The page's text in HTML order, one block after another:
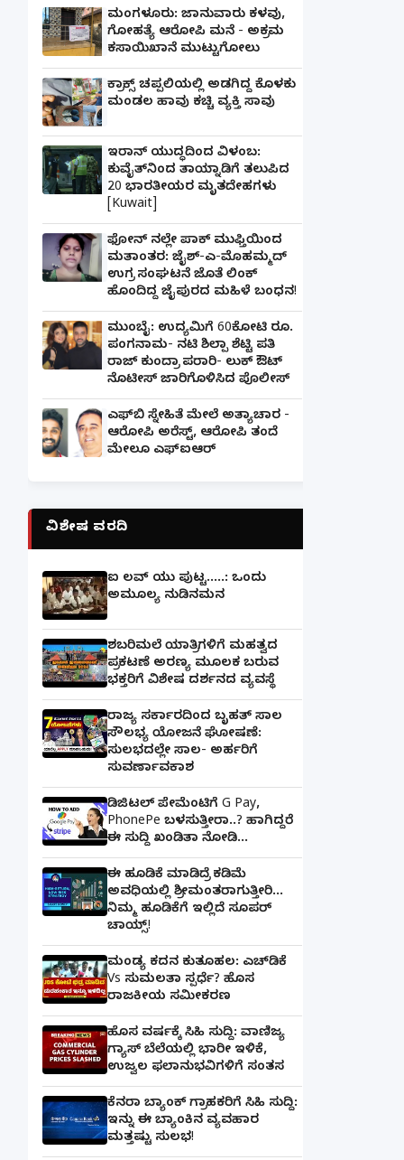
ಮಂಗಳೂರು: ಜಾನುವಾರು ಕಳವು,
ಗೋಹತ್ಯೆ ಆರೋಪಿ ಮನೆ - ಅಕ್ರಮ
ಕಸಾಯಿಖಾನೆ ಮುಟ್ಟುಗೋಲು
ಕ್ರಾಕ್ಸ್ ಚಪ್ಪಲಿಯಲ್ಲಿ ಅಡಗಿದ್ದ ಕೊಳಕು
ಮಂಡಲ ಹಾವು ಕಚ್ಚಿ ವ್ಯಕ್ತಿ ಸಾವು
ಇರಾನ್ ಯುದ್ಧದಿಂದ ವಿಳಂಬ:
ಕುವೈತ್‌ನಿಂದ ತಾಯ್ನಾಡಿಗೆ ತಲುಪಿದ
20 ಭಾರತೀಯರ ಮೃತದೇಹಗಳು
[Kuwait]
ಫೋನ್ ನಲ್ಲೇ ಪಾಕ್ ಮುಫ್ತಿಯಿಂದ
ಮತಾಂತರ: ಜೈಶ್-ಎ-ಮೊಹಮ್ಮದ್
ಉಗ್ರ ಸಂಘಟನೆ ಜೊತೆ ಲಿಂಕ್
ಹೊಂದಿದ್ದ ಜೈಪುರದ ಮಹಿಳೆ ಬಂಧನ!
ಮುಂಬೈ: ಉದ್ಯಮಿಗೆ 60ಕೋಟಿ ರೂ.
ಪಂಗನಾಮ- ನಟಿ ಶಿಲ್ಪಾ ಶೆಟ್ಟಿ ಪತಿ
ರಾಜ್ ಕುಂದ್ರಾ ಪರಾರಿ- ಲುಕ್ ಔಟ್
ನೊಟೀಸ್ ಜಾರಿಗೊಳಿಸಿದ ಪೊಲೀಸ್
ಎಫ್‌ಬಿ ಸ್ನೇಹಿತೆ ಮೇಲೆ ಅತ್ಯಾಚಾರ -
ಆರೋಪಿ ಅರೆಸ್ಟ್, ಆರೋಪಿ ತಂದೆ
ಮೇಲೂ ಎಫ್ಐಆರ್
ವಿಶೇಷ ವರದಿ
ಐ ಲವ್ ಯು ಪುಟ್ಟ.....: ಒಂದು
ಅಮೂಲ್ಯ ನುಡಿನಮನ
ಶಬರಿಮಲೆ ಯಾತ್ರಿಗಳಿಗೆ ಮಹತ್ವದ
ಪ್ರಕಟಣೆ ಅರಣ್ಯ ಮೂಲಕ ಬರುವ
ಭಕ್ತರಿಗೆ ವಿಶೇಷ ದರ್ಶನದ ವ್ಯವಸ್ಥೆ
ರಾಜ್ಯ ಸರ್ಕಾರದಿಂದ ಬೃಹತ್ ಸಾಲ
ಸೌಲಭ್ಯ ಯೋಜನೆ ಘೋಷಣೆ:
ಸುಲಭದಲ್ಲೇ ಸಾಲ- ಅರ್ಹರಿಗೆ
ಸುವರ್ಣಾವಕಾಶ
ಡಿಜಿಟಲ್ ಪೇಮೆಂಟಿಗೆ G Pay,
PhonePe ಬಳಸುತ್ತೀರಾ..? ಹಾಗಿದ್ದರೆ
ಈ ಸುದ್ದಿ ಖಂಡಿತಾ ನೋಡಿ...
ಈ ಹೂಡಿಕೆ ಮಾಡಿದ್ರೆ ಕಡಿಮೆ
ಅವಧಿಯಲ್ಲಿ ಶ್ರೀಮಂತರಾಗುತ್ತೀರಿ...
ನಿಮ್ಮ ಹೂಡಿಕೆಗೆ ಇಲ್ಲಿದೆ ಸೂಪರ್
ಚಾಯ್ಸ್‌!
ಮಂಡ್ಯ ಕದನ ಕುತೂಹಲ: ಎಚ್‌ಡಿಕೆ
Vs ಸುಮಲತಾ ಸ್ಪರ್ಧೆ? ಹೊಸ
ರಾಜಕೀಯ ಸಮೀಕರಣ
ಹೊಸ ವರ್ಷಕ್ಕೆ ಸಿಹಿ ಸುದ್ದಿ: ವಾಣಿಜ್ಯ
ಗ್ಯಾಸ್‌ ಬೆಲೆಯಲ್ಲಿ ಭಾರೀ ಇಳಿಕೆ,
ಉಜ್ವಲ ಫಲಾನುಭವಿಗಳಿಗೆ ಸಂತಸ
ಕೆನರಾ ಬ್ಯಾಂಕ್‌ ಗ್ರಾಹಕರಿಗೆ ಸಿಹಿ ಸುದ್ದಿ:
ಇನ್ನು ಈ ಬ್ಯಾಂಕಿನ ವ್ಯವಹಾರ
ಮತ್ತಷ್ಟು ಸುಲಭ!